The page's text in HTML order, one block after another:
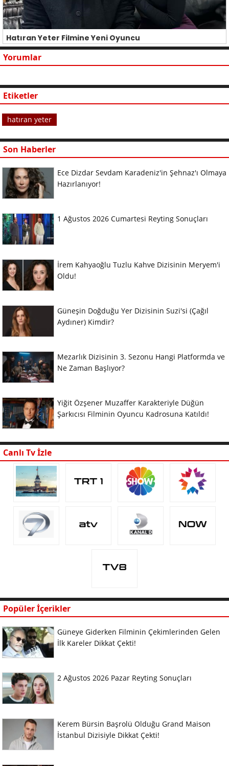
Hatıran Yeter Filmine Yeni Oyuncu
Yorumlar
Etiketler
hatıran yeter
Son Haberler
Ece Dizdar Sevdam Karadeniz'in Şehnaz'ı Olmaya
Hazırlanıyor!
1 Ağustos 2026 Cumartesi Reyting Sonuçları
İrem Kahyaoğlu Tuzlu Kahve Dizisinin Meryem'i
Oldu!
Güneşin Doğduğu Yer Dizisinin Suzi'si (Çağıl
Aydıner) Kimdir?
Mezarlık Dizisinin 3. Sezonu Hangi Platformda ve
Ne Zaman Başlıyor?
Yiğit Özşener Muzaffer Karakteriyle Düğün
Şarkıcısı Filminin Oyuncu Kadrosuna Katıldı!
Canlı Tv İzle
Popüler İçerikler
Güneye Giderken Filminin Çekimlerinden Gelen
İlk Kareler Dikkat Çekti!
2 Ağustos 2026 Pazar Reyting Sonuçları
Kerem Bürsin Başrolü Olduğu Grand Maison
İstanbul Dizisiyle Dikkat Çekti!